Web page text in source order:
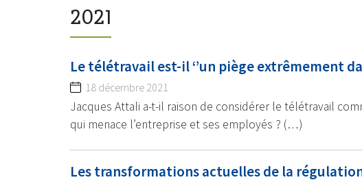
2021
Le télétravail est-il ‘’un piège extrêmement
18 décembre 2021
Jacques Attali a-t-il raison de considérer le télétravail
qui menace l’entreprise et ses employés ? (…)
Les transformations actuelles de la